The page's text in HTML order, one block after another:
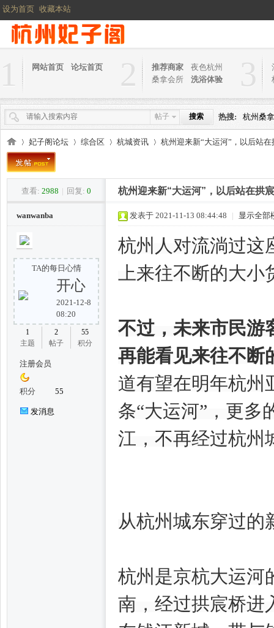
设为首页 收藏本站
1 网站首页 论坛首页 2 推荐商家
夜色杭州
桑拿会所
洗浴体验 3
帖子 搜索 热搜: 杭州桑
州
妃子阁论坛
›
综合区 杭城资讯
›
杭州迎来新“大运河”，以后站
查看: 2988 | 回复: 0 杭州迎来新“大运河”，以后站在拱
wanwanba
TA的每日心情
开心
2021-12-8
08:20
1
主题
2
帖子
55
积分
注册会员
积分 55
发消息
发表于 2021-11-13 08:44:48 | 显示全部
杭州人对流淌过这
上来往不断的大小
不过，未来市民游
再能看见来往不断
道有望在明年杭州
条“大运河”，更多
江，不再经过杭州
从杭州城东穿过的
杭州是京杭大运河
南，经过拱宸桥进